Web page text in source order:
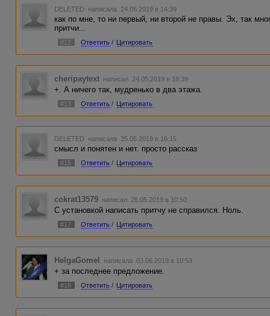
DELETED написала 24.05.2019 в 14:39
как по мне, то ни первый, ни второй не правы. Эх, так
притчи...
#12 Ответить / Цитировать
cheripaytext написал 24.05.2019 в 18:39
+. А ничего так, мудренько в два этажа.
#13 Ответить / Цитировать
DELETED написала 25.05.2019 в 16:15
смысл и понятен и нет. просто рассказ
#15 Ответить / Цитировать
cokrat13579 написал 28.05.2019 в 10:50
С установкой написать притчу не справился. Ноль.
#17 Ответить / Цитировать
HelgaGomel написала 03.06.2019 в 10:53
+ за последнее предложение.
#18 Ответить / Цитировать